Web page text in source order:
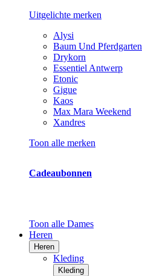
Uitgelichte merken
Alysi
Baum Und Pferdgarten
Drykorn
Essentiel Antwerp
Etonic
Gigue
Kaos
Max Mara Weekend
Xandres
Toon alle merken
Cadeaubonnen
Toon alle Dames
Heren
Heren
Kleding
Kleding